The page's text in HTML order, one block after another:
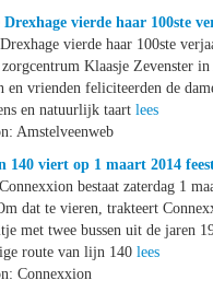
vierde haar 100ste
vierde haar 100ste
Klaasje Zevenster in
en vrienden feliciteerden de
en natuurlijk taart lees
Amstelveenweb
140 viert op 1 maart 2014
bestaat zaterdag 1
dat te vieren, trakteert
met twee bussen uit de jaren
route van lijn 140 lees
Connexxion